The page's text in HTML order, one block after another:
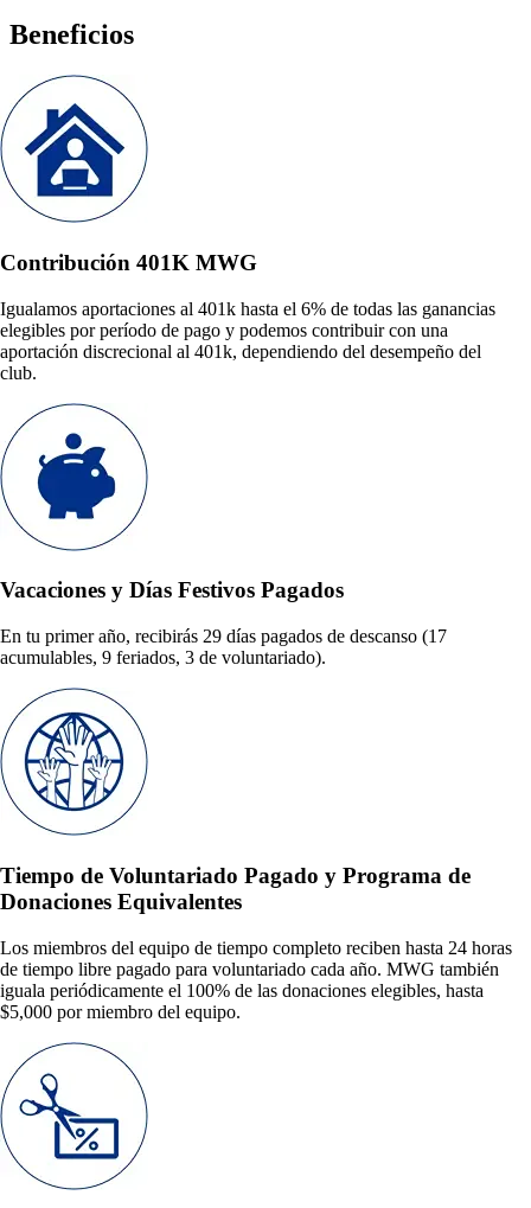
Beneficios
Contribución 401K MWG
Igualamos aportaciones al 401k hasta el 6% de todas las ganancias
elegibles por período de pago y podemos contribuir con una
aportación discrecional al 401k, dependiendo del desempeño del
club.
Vacaciones y Días Festivos Pagados
En tu primer año, recibirás 29 días pagados de descanso (17
acumulables, 9 feriados, 3 de voluntariado).
Tiempo de Voluntariado Pagado y Programa de
Donaciones Equivalentes
Los miembros del equipo de tiempo completo reciben hasta 24 horas
de tiempo libre pagado para voluntariado cada año. MWG también
iguala periódicamente el 100% de las donaciones elegibles, hasta
$5,000 por miembro del equipo.